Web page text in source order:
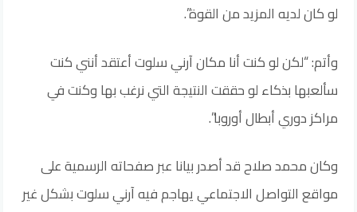
لو كان لديه المزيد من القوة”.
وأتم: “لكن لو كنت أنا مكان آرني سلوت أعتقد أنني كنت
سألعبها بذكاء لو حققت النتيجة التي نرغب بها وكنت في
مراكز دوري أبطال أوروبا”.
وكان محمد صلاح قد أصدر بيانا عبر صفحاته الرسمية على
مواقع التواصل الاجتماعي يهاجم فيه آرني سلوت بشكل غير